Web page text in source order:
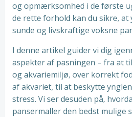
og opmærksomhed i de første
de rette forhold kan du sikre, at
sunde og livskraftige voksne
I denne artikel guider vi dig
aspekter af pasningen – fra at
og akvariemiljø, over korrekt
af akvariet, til at beskytte
stress. Vi ser desuden på,
pansermaller den bedst mulige